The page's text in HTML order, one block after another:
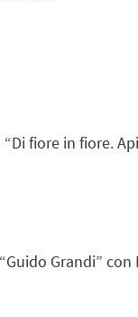
fiore in fiore.
Grandi”